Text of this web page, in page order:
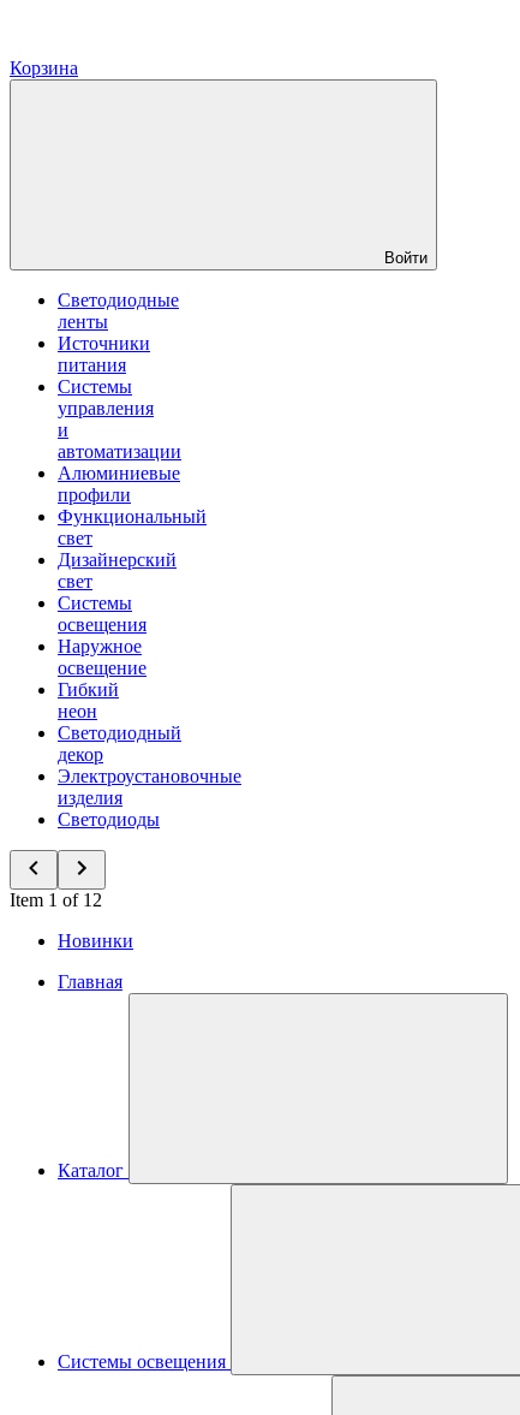
Корзина
Войти
Светодиодные
ленты
Источники
питания
Системы
управления
и
автоматизации
Алюминиевые
профили
Функциональный
свет
Дизайнерский
свет
Системы
освещения
Наружное
освещение
Гибкий
неон
Светодиодный
декор
Электроустановочные
изделия
Светодиоды
Item 1 of 12
Новинки
Главная
Каталог
Системы освещения